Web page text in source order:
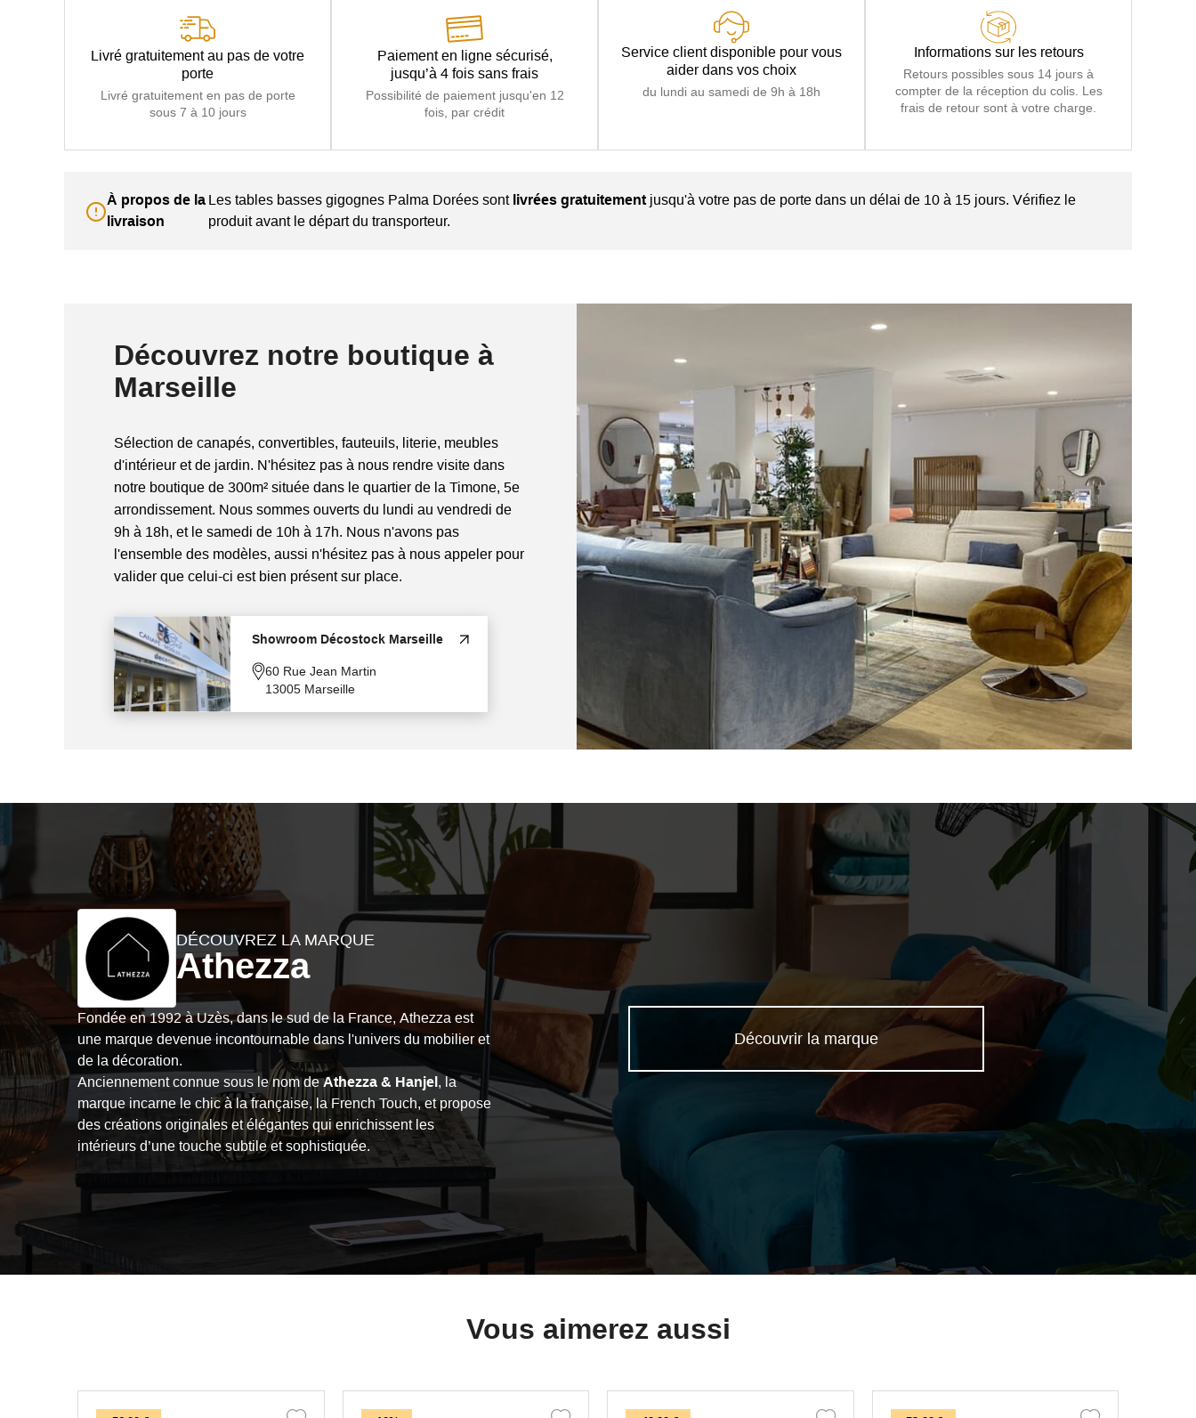
Livré gratuitement au pas de votre
porte
Livré gratuitement en pas de porte
sous 7 à 10 jours
Paiement en ligne sécurisé,
jusqu’à 4 fois sans frais
Possibilité de paiement jusqu'en 12
fois, par crédit
Service client disponible pour vous
aider dans vos choix
du lundi au samedi de 9h à 18h
Informations sur les retours
Retours possibles sous 14 jours à
compter de la réception du colis. Les
frais de retour sont à votre charge.
À propos de la
livraison
Les tables basses gigognes Palma Dorées sontlivrées gratuitementjusqu'à votre pas de porte dans un délai de 10 à 15 jours. Vérifiez le
produit avant le départ du transporteur.
Découvrez notre boutique à
Marseille
Sélection de canapés, convertibles, fauteuils, literie, meubles
d'intérieur et de jardin. N'hésitez pas à nous rendre visite dans
notre boutique de 300m² située dans le quartier de la Timone, 5e
arrondissement. Nous sommes ouverts du lundi au vendredi de
9h à 18h, et le samedi de 10h à 17h. Nous n'avons pas
l'ensemble des modèles, aussi n'hésitez pas à nous appeler pour
valider que celui-ci est bien présent sur place.
Showroom Décostock Marseille
60 Rue Jean Martin
13005 Marseille
DÉCOUVREZ LA MARQUE
Athezza
Fondée en 1992 à Uzès, dans le sud de la France, Athezza est
une marque devenue incontournable dans l'univers du mobilier et
de la décoration.
Anciennement connue sous le nom deAthezza & Hanjel , la
marque incarne le chic à la française, la French Touch, et propose
des créations originales et élégantes qui enrichissent les
intérieurs d’une touche subtile et sophistiquée.
Découvrir la marque
Vous aimerez aussi